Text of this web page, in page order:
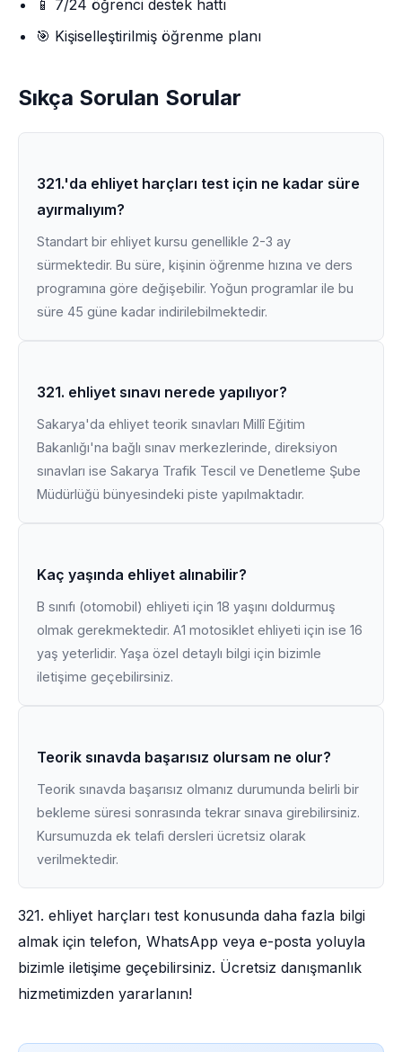
📱 7/24 öğrenci destek hattı
🎯 Kişiselleştirilmiş öğrenme planı
Sıkça Sorulan Sorular
321.'da ehliyet harçları test için ne kadar süre
ayırmalıyım?
Standart bir ehliyet kursu genellikle 2-3 ay
sürmektedir. Bu süre, kişinin öğrenme hızına ve ders
programına göre değişebilir. Yoğun programlar ile bu
süre 45 güne kadar indirilebilmektedir.
321. ehliyet sınavı nerede yapılıyor?
Sakarya'da ehliyet teorik sınavları Millî Eğitim
Bakanlığı'na bağlı sınav merkezlerinde, direksiyon
sınavları ise Sakarya Trafik Tescil ve Denetleme Şube
Müdürlüğü bünyesindeki piste yapılmaktadır.
Kaç yaşında ehliyet alınabilir?
B sınıfı (otomobil) ehliyeti için 18 yaşını doldurmuş
olmak gerekmektedir. A1 motosiklet ehliyeti için ise 16
yaş yeterlidir. Yaşa özel detaylı bilgi için bizimle
iletişime geçebilirsiniz.
Teorik sınavda başarısız olursam ne olur?
Teorik sınavda başarısız olmanız durumunda belirli bir
bekleme süresi sonrasında tekrar sınava girebilirsiniz.
Kursumuzda ek telafi dersleri ücretsiz olarak
verilmektedir.
321. ehliyet harçları test konusunda daha fazla bilgi
almak için telefon, WhatsApp veya e-posta yoluyla
bizimle iletişime geçebilirsiniz. Ücretsiz danışmanlık
hizmetimizden yararlanın!